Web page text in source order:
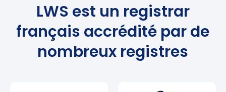
LWS est un registrar
français accrédité par de
nombreux registres